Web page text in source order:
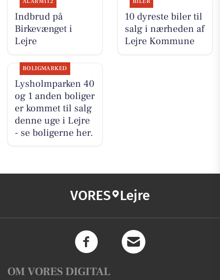
Indbrud på
Birkevænget i
Lejre
10 dyreste biler til
salg i nærheden af
Lejre Kommune
BOLIGMARKED
Lysholmparken 40
og 1 anden boliger
er kommet til salg
denne uge i Lejre
- se boligerne her.
VORES Lejre
OM VORES DIGITAL